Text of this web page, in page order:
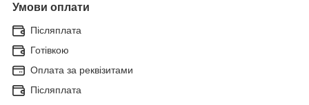
Умови оплати
Післяплата
Готівкою
Оплата за реквізитами
Післяплата